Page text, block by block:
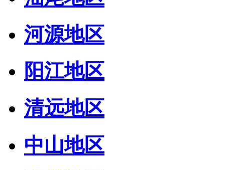
河源地区
阳江地区
清远地区
中山地区